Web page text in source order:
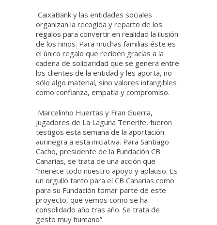
CaixaBank y las entidades sociales
organizan la recogida y reparto de los
regalos para convertir en realidad la ilusión
de los niños. Para muchas familias éste es
el único regalo que reciben gracias a la
cadena de solidaridad que se genera entre
los clientes de la entidad y les aporta, no
sólo algo material, sino valores intangibles
como confianza, empatía y compromiso.
Marcelinho Huertas y Fran Guerra,
jugadores de La Laguna Tenerife, fueron
testigos esta semana de la aportación
aurinegra a esta iniciativa. Para Santiago
Cacho, presidente de la Fundación CB
Canarias, se trata de una acción que
“merece todo nuestro apoyo y aplauso. Es
un orgullo tanto para el CB Canarias como
para su Fundación tomar parte de este
proyecto, que vemos como se ha
consolidado año tras año. Se trata de
gesto muy humano”.